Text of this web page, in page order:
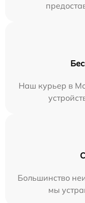
Наш курьер в
Большинство
мы